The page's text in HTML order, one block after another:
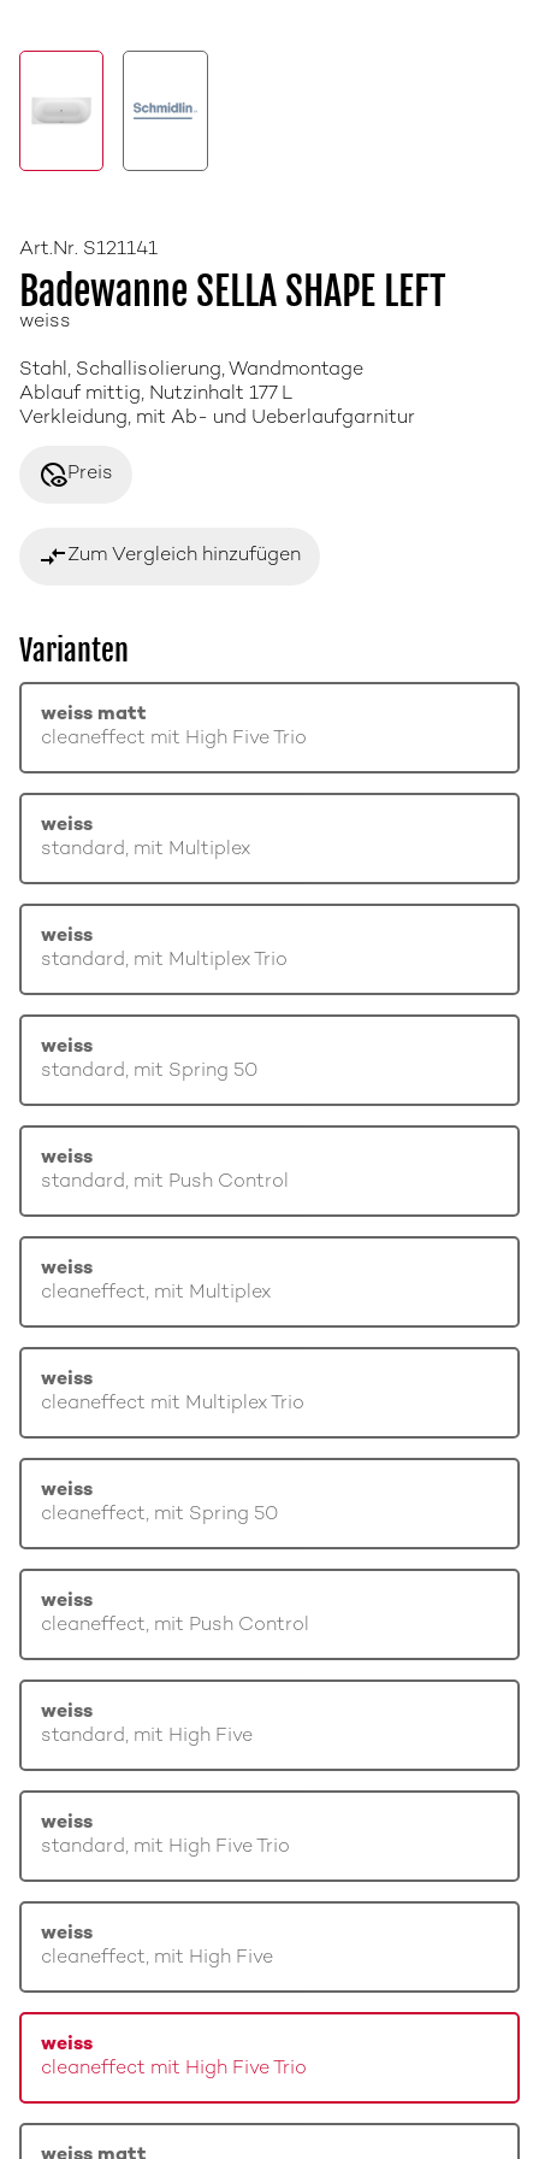
Art.Nr. S121141
Badewanne SELLA SHAPE LEFT
weiss
Stahl, Schallisolierung, Wandmontage
Ablauf mittig, Nutzinhalt 177 L
Verkleidung, mit Ab- und Ueberlaufgarnitur
disabled_visiblePreis
compare_arrowsZum Vergleich hinzufügen
Varianten
weiss matt
cleaneffect mit High Five Trio
weiss
standard, mit Multiplex
weiss
standard, mit Multiplex Trio
weiss
standard, mit Spring 50
weiss
standard, mit Push Control
weiss
cleaneffect, mit Multiplex
weiss
cleaneffect mit Multiplex Trio
weiss
cleaneffect, mit Spring 50
weiss
cleaneffect, mit Push Control
weiss
standard, mit High Five
weiss
standard, mit High Five Trio
weiss
cleaneffect, mit High Five
weiss
cleaneffect mit High Five Trio